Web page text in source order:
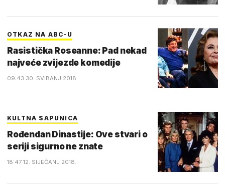
OTKAZ NA ABC-U
Rasistička Roseanne: Pad nekad
najveće zvijezde komedije
09:43 30. SVIBANJ 2018.
KULTNA SAPUNICA
Rođendan Dinastije: Ove stvari o
seriji sigurno ne znate
18:47 12. SIJEČANJ 2018.